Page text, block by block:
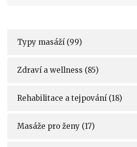
Typy masáží (99)
Zdraví a wellness (85)
Rehabilitace a tejpování (18)
Masáže pro ženy (17)